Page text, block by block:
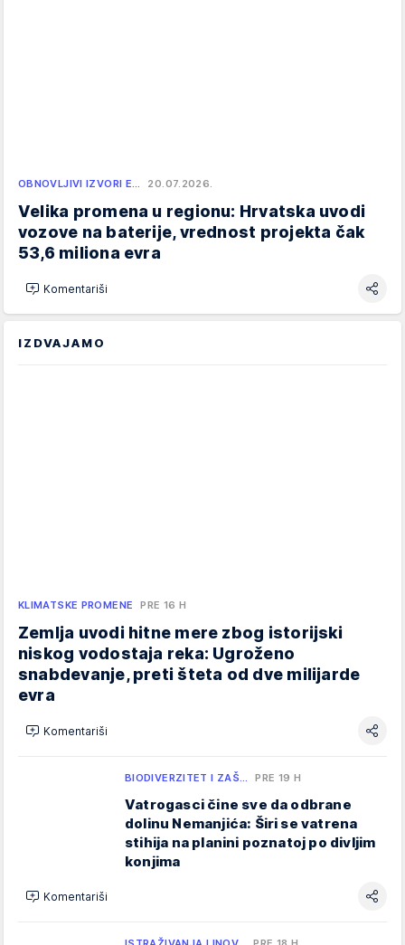
OBNOVLJIVI IZVORI E… 20.07.2026.
Velika promena u regionu: Hrvatska uvodi
vozove na baterije, vrednost projekta čak
53,6 miliona evra
Komentariši
IZDVAJAMO
KLIMATSKE PROMENE PRE 16 H
Zemlja uvodi hitne mere zbog istorijski
niskog vodostaja reka: Ugroženo
snabdevanje, preti šteta od dve milijarde
evra
Komentariši
BIODIVERZITET I ZAŠ… PRE 19 H
Vatrogasci čine sve da odbrane
dolinu Nemanjića: Širi se vatrena
stihija na planini poznatoj po divljim
konjima
Komentariši